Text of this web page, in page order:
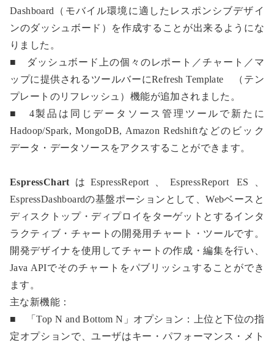
Dashboard（モバイル環境に適したレスポンシブデザイ
ンのダッシュボード）を作成することが出来るようにな
りました。
■ ダッシュボード上の個々のレポート／チャート／マ
ップに提供されるツールバーにRefresh Template （テン
プレートのリフレッシュ）機能が追加されました。
■ 4製品は同じデータソース管理ツールで新たに
Hadoop/Spark, MongoDB, Amazon Redshiftなどのビック
データ・データソースをアクスすることができます。
EspressChart はEspressReport、EspressReport ES、
EspressDashboardの基盤ポーションとして、Webベースと
ディスクトップ・ディプロイをターゲットとするインタ
ラクティブ・チャートの開発用チャート・ツールです。
開発デザイナを使用してチャートの作成・編集を行い、
Java APIでそのチャートをパブリッシュすることができ
ます。
主な新機能：
■ 「Top N and Bottom N」オプション：上位と下位の指
定オプションで、ユーザはキー・パフォーマンス・メト